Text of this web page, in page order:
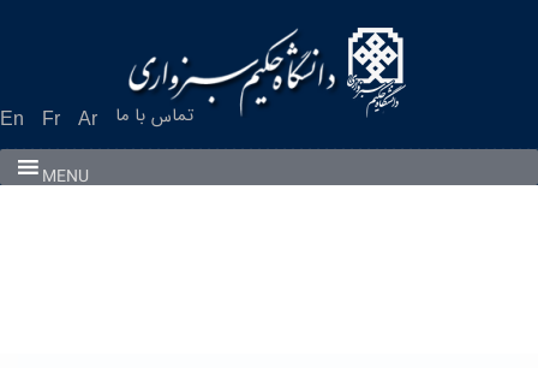
En Fr Ar تماس با ما
MENU